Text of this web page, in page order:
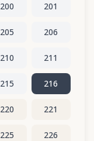
200 201
205 206
210 211
215 216
220 221
225 226